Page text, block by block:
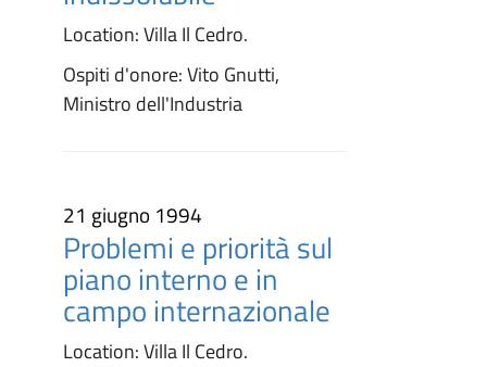
Location: Villa Il Cedro.
Ospiti d'onore: Vito Gnutti,
Ministro dell'Industria
21 giugno 1994
Problemi e priorità sul
piano interno e in
campo internazionale
Location: Villa Il Cedro.